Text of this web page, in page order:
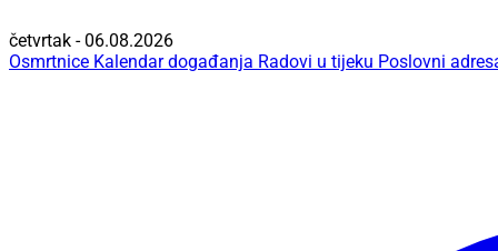
četvrtak - 06.08.2026
Osmrtnice Kalendar događanja Radovi u tijeku Poslovni